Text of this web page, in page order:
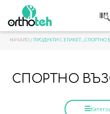
НАЧАЛО / ПРОДУКТИ С ЕТИКЕТ „СПОРТНО
СПОРТНО